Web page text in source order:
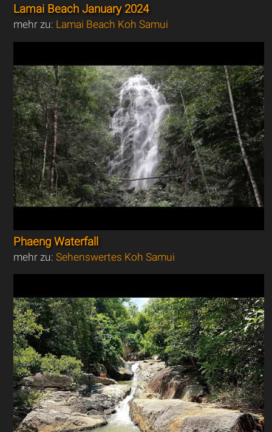
Lamai Beach January 2024
mehr zu: Lamai Beach Koh Samui
Phaeng Waterfall
mehr zu:Sehenswertes Koh Samui